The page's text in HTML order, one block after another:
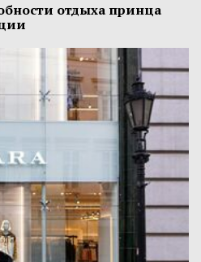
отдыха принца